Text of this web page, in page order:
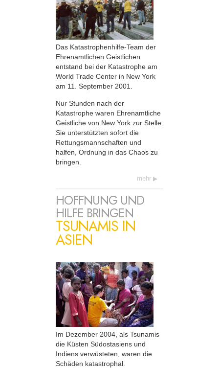
Das Katastrophenhilfe-Team der
Ehrenamtlichen Geistlichen
entstand bei der Katastrophe am
World Trade Center in New York
am 11. September 2001.
Nur Stunden nach der
Katastrophe waren Ehrenamtliche
Geistliche von New York zur Stelle.
Sie unterstützten sofort die
Rettungsmannschaften und
halfen, Ordnung in das Chaos zu
bringen.
mehr
HOFFNUNG UND
HILFE BRINGEN
TSUNAMIS IN
ASIEN
Im Dezember 2004, als Tsunamis
die Küsten Südostasiens und
Indiens verwüsteten, waren die
Schäden katastrophal.